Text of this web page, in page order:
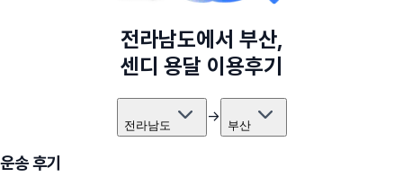
전라남도에서 부산,
센디 용달 이용후기
전라남도 → 부산
운송 후기